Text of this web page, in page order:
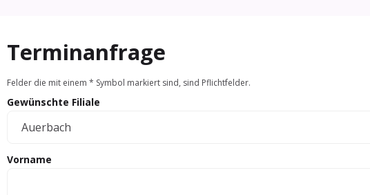
Terminanfrage
Felder die mit einem * Symbol markiert sind, sind Pflichtfelder.
Gewünschte Filiale
Vorname